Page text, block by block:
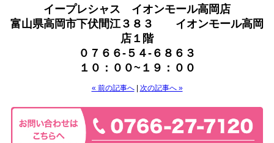
イープレシャス イオンモール高岡店
富山県高岡市下伏間江３８３ イオンモール高岡
店１階
０７６６-５４-６８６３
１０：００~１９：００
« 前の記事へ| 次の記事へ »